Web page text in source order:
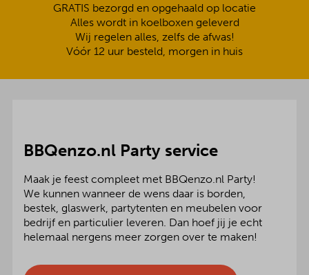
GRATIS bezorgd en opgehaald op locatie
Alles wordt in koelboxen geleverd
Wij regelen alles, zelfs de afwas!
Vóór 12 uur besteld, morgen in huis
BBQenzo.nl Party service
Maak je feest compleet met BBQenzo.nl Party!
We kunnen wanneer de wens daar is borden,
bestek, glaswerk, partytenten en meubelen voor
bedrijf en particulier leveren. Dan hoef jij je echt
helemaal nergens meer zorgen over te maken!